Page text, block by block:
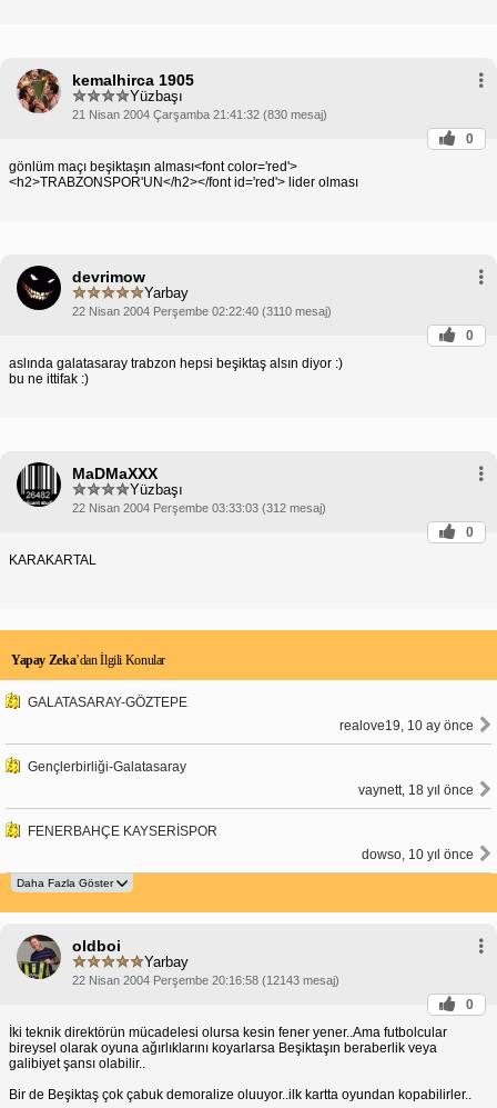
kemalhirca 1905
Yüzbaşı
21 Nisan 2004 Çarşamba 21:41:32 (830 mesaj)
0
gönlüm maçı beşiktaşın alması<font color='red'>
<h2>TRABZONSPOR'UN</h2></font id='red'> lider olması
devrimow
Yarbay
22 Nisan 2004 Perşembe 02:22:40 (3110 mesaj)
0
aslında galatasaray trabzon hepsi beşiktaş alsın diyor :)
bu ne ittifak :)
MaDMaXXX
Yüzbaşı
22 Nisan 2004 Perşembe 03:33:03 (312 mesaj)
0
KARAKARTAL
Yapay Zeka’dan İlgili Konular
GALATASARAY-GÖZTEPE
realove19, 10 ay önce
Gençlerbirliği-Galatasaray
vaynett, 18 yıl önce
FENERBAHÇE KAYSERİSPOR
dowso, 10 yıl önce
oldboi
Yarbay
22 Nisan 2004 Perşembe 20:16:58 (12143 mesaj)
0
İki teknik direktörün mücadelesi olursa kesin fener yener..Ama futbolcular
bireysel olarak oyuna ağırlıklarını koyarlarsa Beşiktaşın beraberlik veya
galibiyet şansı olabilir..
Bir de Beşiktaş çok çabuk demoralize oluuyor..ilk kartta oyundan kopabilirler..